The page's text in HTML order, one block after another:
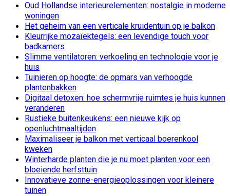
Oud Hollandse interieurelementen: nostalgie in moderne
woningen
Het geheim van een verticale kruidentuin op je balkon
Kleurrijke mozaïektegels: een levendige touch voor
badkamers
Slimme ventilatoren: verkoeling en technologie voor je
huis
Tuinieren op hoogte: de opmars van verhoogde
plantenbakken
Digitaal detoxen: hoe schermvrije ruimtes je huis kunnen
veranderen
Rustieke buitenkeukens: een nieuwe kijk op
openluchtmaaltijden
Maximaliseer je balkon met verticaal boerenkool
kweken
Winterharde planten die je nu moet planten voor een
bloeiende herfsttuin
Innovatieve zonne-energieoplossingen voor kleinere
tuinen